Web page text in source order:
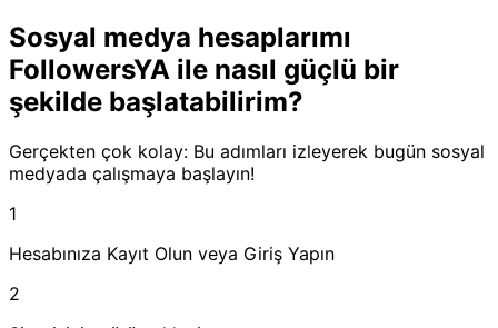
Sosyal medya hesaplarımı
FollowersYA ile nasıl güçlü bir
şekilde başlatabilirim?
Gerçekten çok kolay: Bu adımları izleyerek bugün sosyal
medyada çalışmaya başlayın!
1
Hesabınıza Kayıt Olun veya Giriş Yapın
2